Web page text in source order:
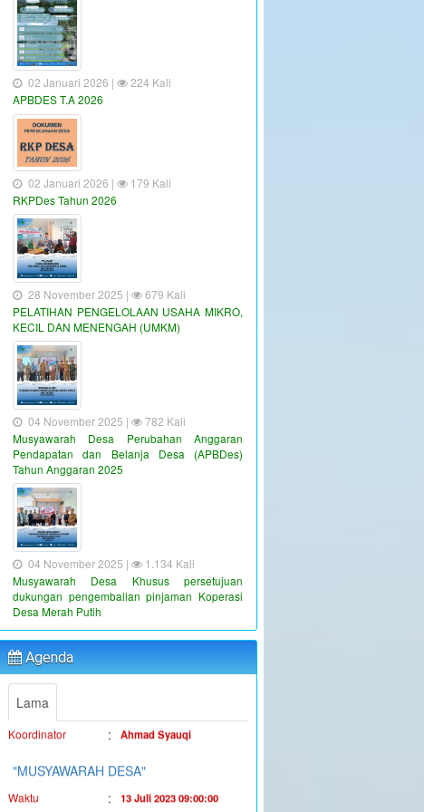
02 Januari 2026 |
224 Kali
APBDES T.A 2026
02 Januari 2026 |
179 Kali
RKPDes Tahun 2026
28 November 2025 |
679 Kali
PELATIHAN PENGELOLAAN USAHA MIKRO,
KECIL DAN MENENGAH (UMKM)
04 November 2025 |
782 Kali
Musyawarah Desa Perubahan Anggaran
Pendapatan dan Belanja Desa (APBDes)
Tahun Anggaran 2025
04 November 2025 |
1.134 Kali
Musyawarah Desa Khusus persetujuan
dukungan pengembalian pinjaman Koperasi
Desa Merah Putih
Agenda
Lama
"PENYALURAN BLT-DD TAHUN
ANGGARAN 2023"
Waktu : 19 Juni 2023 16:36:38
Lokasi
"MUSYAWARAH DESA"
Lokasi :
JUFRI (SEKDES